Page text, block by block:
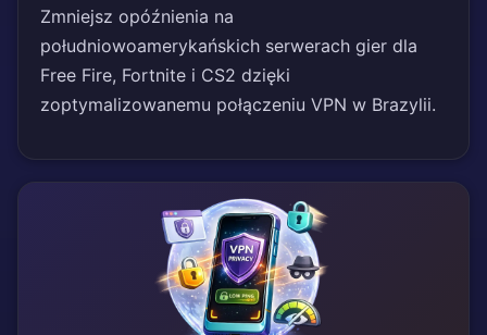
Zmniejsz opóźnienia na
południowoamerykańskich serwerach gier dla
Free Fire, Fortnite i CS2 dzięki
zoptymalizowanemu połączeniu VPN w Brazylii.